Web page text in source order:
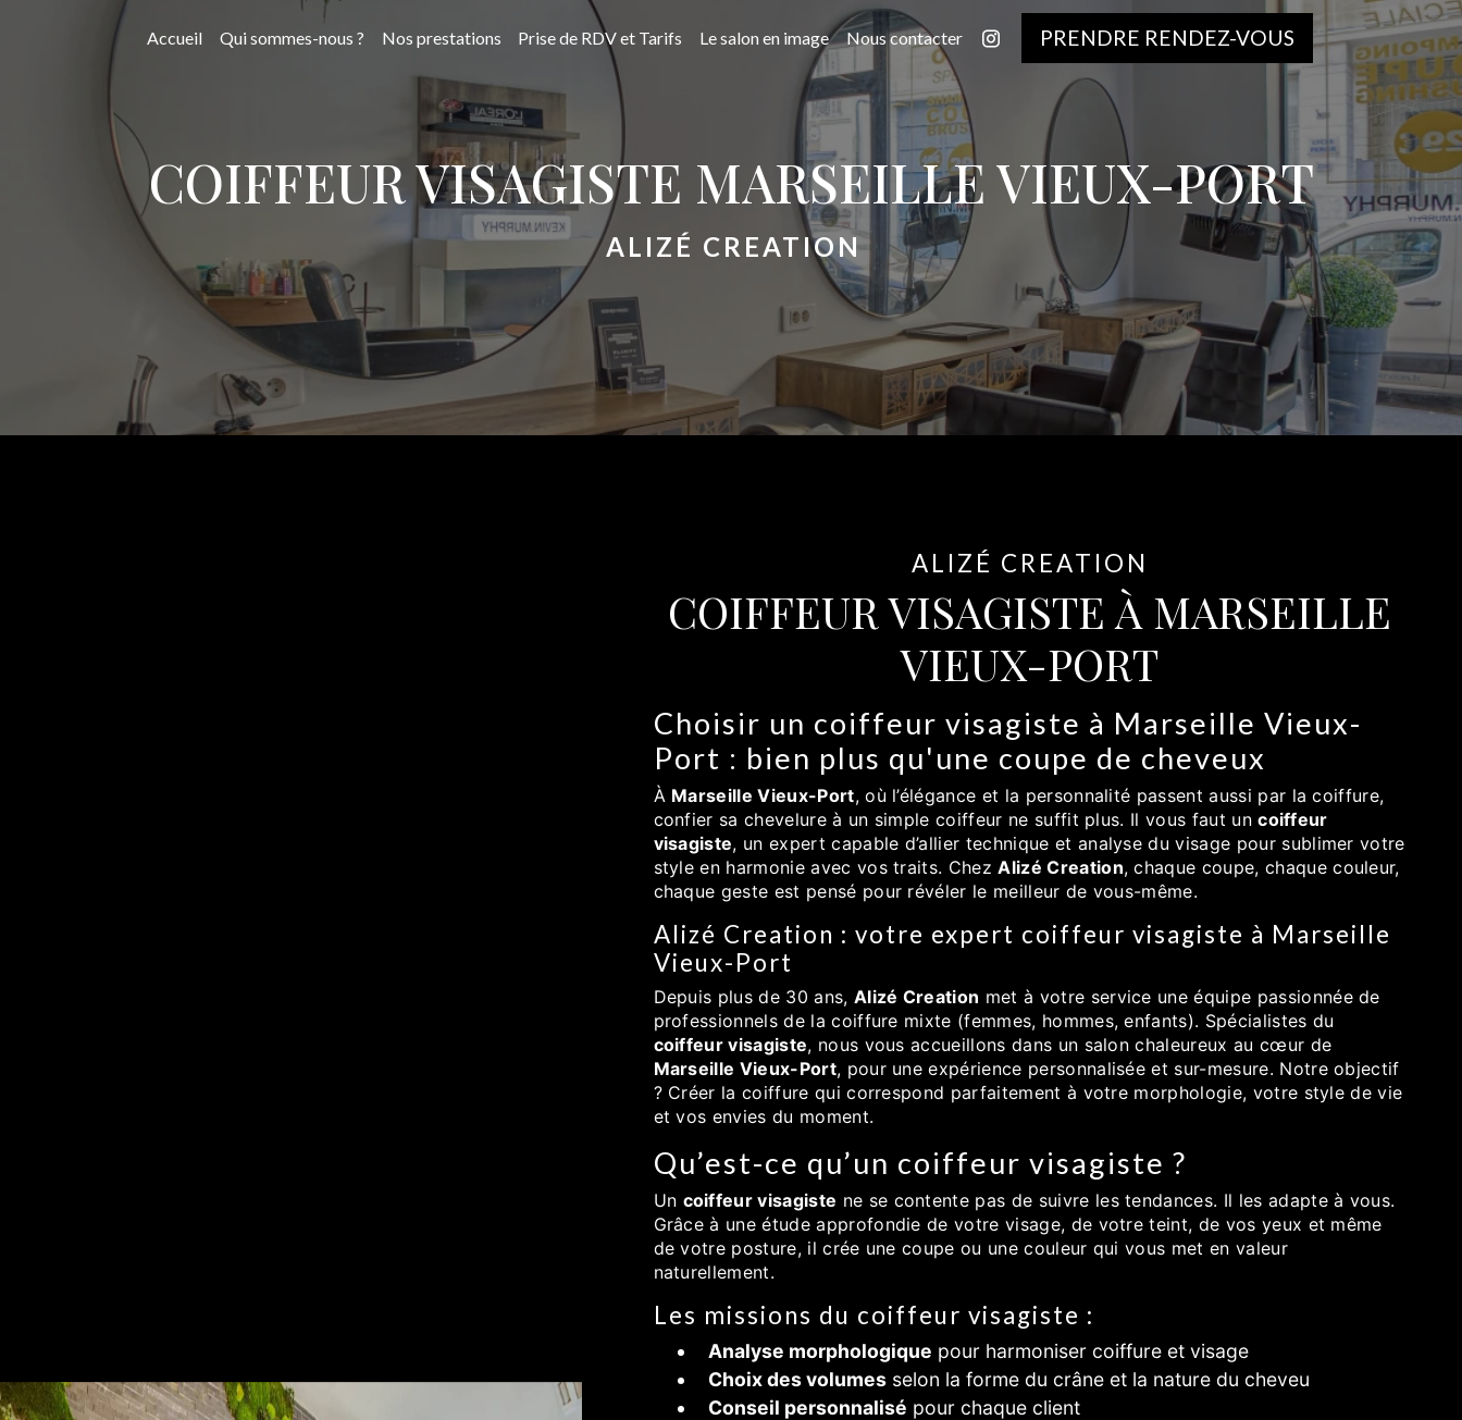
Accueil Qui sommes-nous ? Nos prestations Prise de RDV et Tarifs Le salon en image Nous contacter PRENDRE RENDEZ-VOUS
COIFFEUR VISAGISTE MARSEILLE VIEUX-PORT
ALIZÉ CREATION
ALIZÉ CREATION
COIFFEUR VISAGISTE À MARSEILLE
VIEUX-PORT
Choisir un coiffeur visagiste à Marseille Vieux-
Port : bien plus qu'une coupe de cheveux
À Marseille Vieux-Port, où l’élégance et la personnalité passent aussi par la coiffure,
confier sa chevelure à un simple coiffeur ne suffit plus. Il vous faut uncoiffeur
visagiste, un expert capable d’allier technique et analyse du visage pour sublimer votre
style en harmonie avec vos traits. ChezAlizé Creation, chaque coupe, chaque couleur,
chaque geste est pensé pour révéler le meilleur de vous-même.
Alizé Creation : votre expert coiffeur visagiste à Marseille
Vieux-Port
Depuis plus de 30 ans, Alizé Creation met à votre service une équipe passionnée de
professionnels de la coiffure mixte (femmes, hommes, enfants). Spécialistes du
coiffeur visagiste, nous vous accueillons dans un salon chaleureux au cœur de
Marseille Vieux-Port, pour une expérience personnalisée et sur-mesure. Notre objectif
? Créer la coiffure qui correspond parfaitement à votre morphologie, votre style de vie
et vos envies du moment.
Qu’est-ce qu’un coiffeur visagiste ?
Un coiffeur visagiste ne se contente pas de suivre les tendances. Il les adapte à vous.
Grâce à une étude approfondie de votre visage, de votre teint, de vos yeux et même
de votre posture, il crée une coupe ou une couleur qui vous met en valeur
naturellement.
Les missions du coiffeur visagiste :
Analyse morphologique pour harmoniser coiffure et visage
Choix des volumesselon la forme du crâne et la nature du cheveu
Conseil personnalisé pour chaque client
Panneau de gestion des cookies